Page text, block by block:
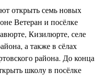
открыть семь новых
Ветеран и посёлке
Кизилюрте, селе
а также в сёлах
района. До конца
школу в посёлке